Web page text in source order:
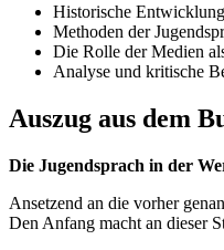
Historische
Methoden der
Die Rolle der Medien
Analyse und kritische
Auszug aus dem
Die Jugendsprach in der
Ansetzend an die vorher
Den Anfang macht an dieser